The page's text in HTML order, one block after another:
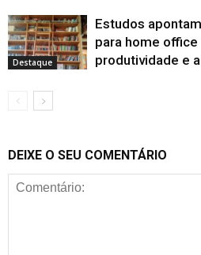
Destaque
Estudos
para home
produtividade e
DEIXE O SEU COMENTÁRIO